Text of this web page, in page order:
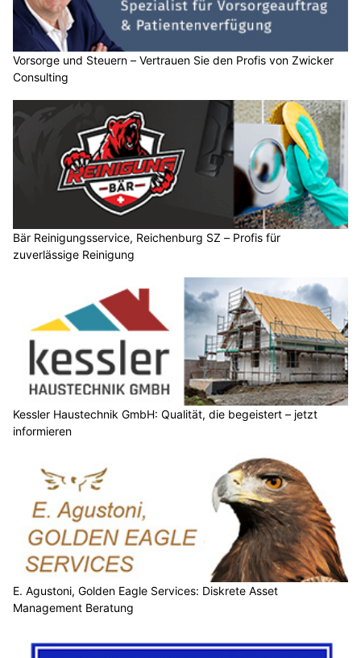
Vorsorge und Steuern – Vertrauen Sie den Profis von Zwicker
Consulting
Bär Reinigungsservice, Reichenburg SZ – Profis für
zuverlässige Reinigung
Kessler Haustechnik GmbH: Qualität, die begeistert – jetzt
informieren
E. Agustoni, Golden Eagle Services: Diskrete Asset
Management Beratung